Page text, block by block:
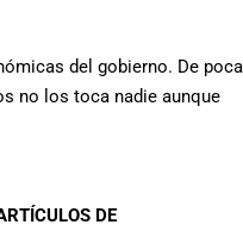
del gobierno. De poca
no los toca nadie aunque
DE